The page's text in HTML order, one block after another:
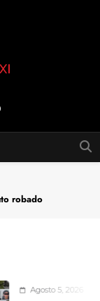
robado
5, 2026